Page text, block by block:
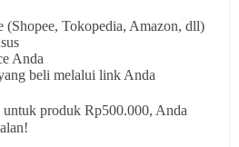
(Shopee, Tokopedia, Amazon, dll)
Anda
beli melalui link Anda
produk Rp500.000, Anda